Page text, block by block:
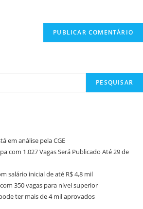
PESQUISAR
em análise pela CGE
com 1.027 Vagas Será Publicado Até 29 de
salário inicial de até R$ 4,8 mil
350 vagas para nível superior
ter mais de 4 mil aprovados